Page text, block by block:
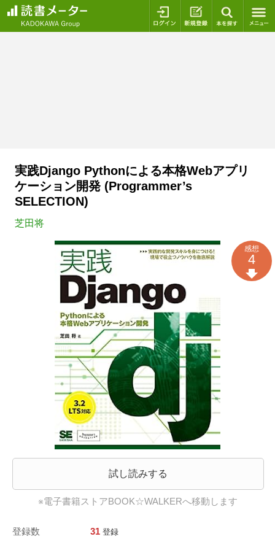
ログイン 新規登録
実践Django Pythonによる本格Webアプリ
ケーション開発 (Programmer’s
SELECTION)
芝田将
試し読みする
※電子書籍ストアBOOK☆WALKERへ移動します
登録数 31 登録
感想
4